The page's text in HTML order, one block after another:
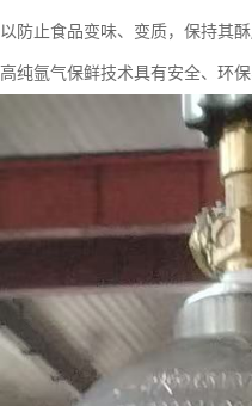
以防止食品变味、变质，保持其酥
高纯氩气保鲜技术具有安全、环